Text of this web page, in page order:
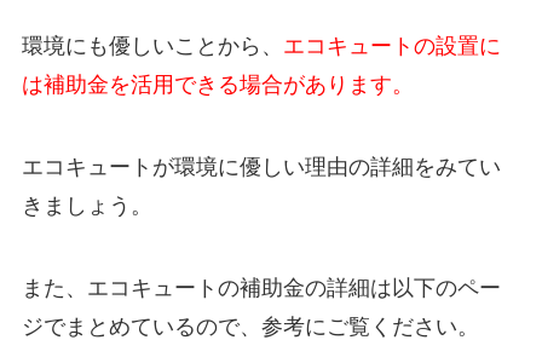
環境にも優しいことから、 エコキュートの設置に
は補助金を活用できる場合があります。
エコキュートが環境に優しい理由の詳細をみてい
きましょう。
また、エコキュートの補助金の詳細は以下のペー
ジでまとめているので、参考にご覧ください。